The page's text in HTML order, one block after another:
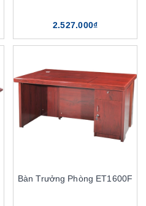
2.527.000₫
Bàn Trưởng Phòng ET1600F